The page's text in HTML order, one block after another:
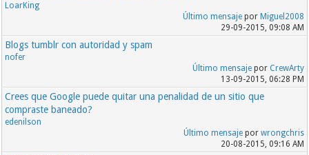
LoarKing
Último mensajepor Miguel2008
29-09-2015, 09:08 AM
Blogs tumblr con autoridad y spam
nofer
Último mensajepor CrewArty
13-09-2015, 06:28 PM
Crees que Google puede quitar una penalidad de un sitio que
compraste baneado?
edenilson
Último mensajepor wrongchris
20-08-2015, 09:16 AM